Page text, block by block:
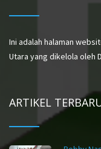
Ini adalah halaman
Utara yang dikelola oleh
ARTIKEL